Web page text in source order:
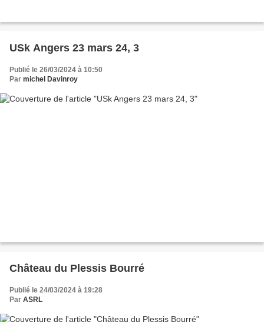
USk Angers 23 mars 24, 3
Publié le 26/03/2024 à 10:50
Par michel Davinroy
Château du Plessis Bourré
Publié le 24/03/2024 à 19:28
Par ASRL